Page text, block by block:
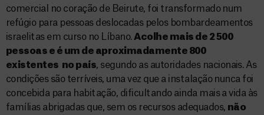
comercial no coração de Beirute, foi transformado num
refúgio para pessoas deslocadas pelos bombardeamentos
israelitas em curso no Líbano. Acolhe mais de 2 500
pessoas e é um de aproximadamente 800
existentes no país, segundo as autoridades nacionais. As
condições são terríveis, uma vez que a instalação nunca foi
concebida para habitação, dificultando ainda mais a vida às
famílias abrigadas que, sem os recursos adequados, não